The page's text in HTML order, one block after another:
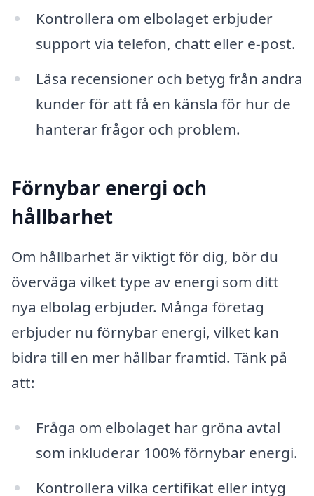
Kontrollera om elbolaget erbjuder
support via telefon, chatt eller e-post.
Läsa recensioner och betyg från andra
kunder för att få en känsla för hur de
hanterar frågor och problem.
Förnybar energi och
hållbarhet
Om hållbarhet är viktigt för dig, bör du
överväga vilket type av energi som ditt
nya elbolag erbjuder. Många företag
erbjuder nu förnybar energi, vilket kan
bidra till en mer hållbar framtid. Tänk på
att:
Fråga om elbolaget har gröna avtal
som inkluderar 100% förnybar energi.
Kontrollera vilka certifikat eller intyg